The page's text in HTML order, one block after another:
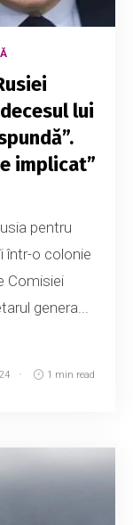
lui
implicat”
pentru
într-o colonie
Comisiei
genera...
1 min read